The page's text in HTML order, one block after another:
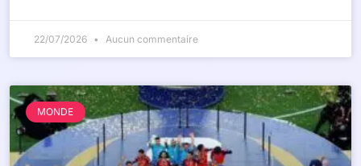
22/07/2026 Aucun commentaire
MONDE